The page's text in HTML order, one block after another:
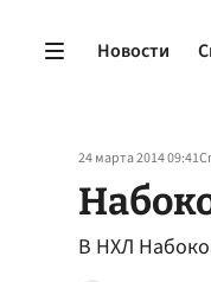
Новости
24 марта 2014 09:41
В НХЛ